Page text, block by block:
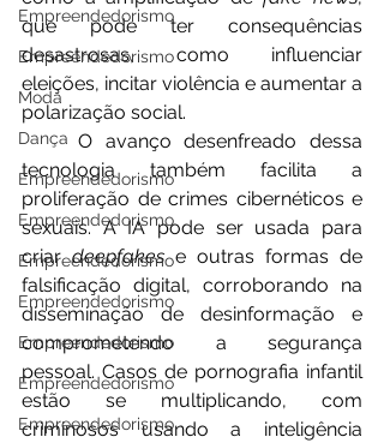
Empreendedorismo
Empreendedorismo
Moda
Dança
Empreendedorismo
Empreendedorismo
Empreendedorismo
Empreendedorismo
Empreendedorismo
Empreendedorismo
Empreendedorismo
que pode ter consequências
desastrosas, como influenciar
eleições, incitar violência e aumentar a
polarização social.
	O avanço desenfreado dessa
tecnologia também facilita a
proliferação de crimes cibernéticos e
sexuais. A IA pode ser usada para
criar deepfakes e outras formas de
falsificação digital, corroborando na
disseminação de desinformação e
comprometendo a segurança
pessoal. Casos de pornografia infantil
estão se multiplicando, com
criminosos usando a inteligência